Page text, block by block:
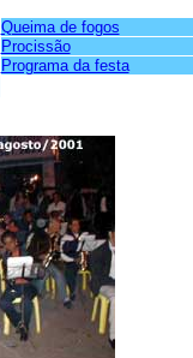
Queima de fogos
Procissão
Programa da festa